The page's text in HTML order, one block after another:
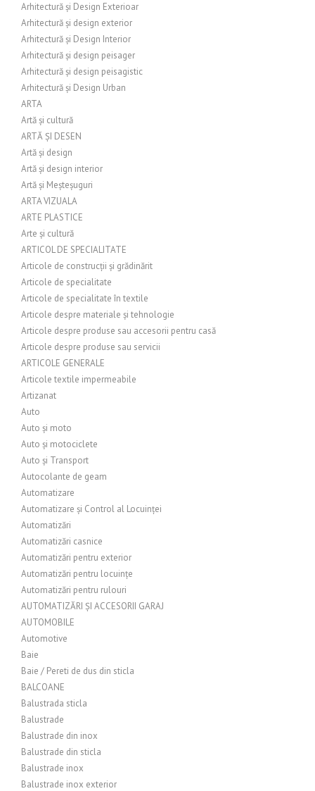
Arhitectură și Design Exterioar
Arhitectură și design exterior
Arhitectură și Design Interior
Arhitectură și design peisager
Arhitectură și design peisagistic
Arhitectură și Design Urban
ARTA
Artă și cultură
ARTĂ ȘI DESEN
Artă și design
Artă și design interior
Artă și Meșteșuguri
ARTA VIZUALA
ARTE PLASTICE
Arte și cultură
ARTICOL DE SPECIALITATE
Articole de construcții și grădinărit
Articole de specialitate
Articole de specialitate în textile
Articole despre materiale și tehnologie
Articole despre produse sau accesorii pentru casă
Articole despre produse sau servicii
ARTICOLE GENERALE
Articole textile impermeabile
Artizanat
Auto
Auto și moto
Auto și motociclete
Auto și Transport
Autocolante de geam
Automatizare
Automatizare și Control al Locuinței
Automatizări
Automatizări casnice
Automatizări pentru exterior
Automatizări pentru locuințe
Automatizări pentru rulouri
AUTOMATIZĂRI ȘI ACCESORII GARAJ
AUTOMOBILE
Automotive
Baie
Baie / Pereti de dus din sticla
BALCOANE
Balustrada sticla
Balustrade
Balustrade din inox
Balustrade din sticla
Balustrade inox
Balustrade inox exterior